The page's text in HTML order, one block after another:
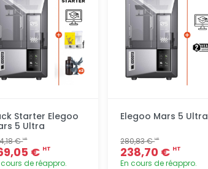
Starter Elegoo
5 Ultra
€HT
€ HT
cours de réappro.
Elegoo Mars 5 Ultra
280,83 €HT
238,70 € HT
En cours de réappro.